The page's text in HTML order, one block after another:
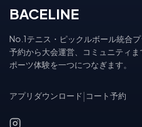
BACELINE
No.1テニス・ピックルボール統合
予約から大会運営、コミュニティ
ポーツ体験を一つにつなぎます。
アプリダウンロード コート予約